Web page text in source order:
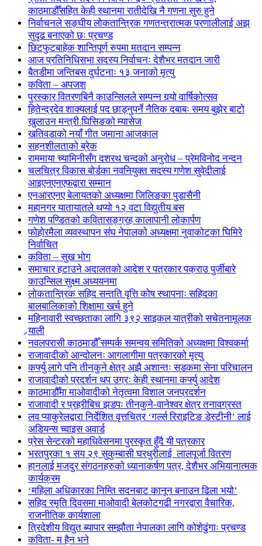
काठमाडौँसहित केही स्थानमा रातीदेखि नै गणना सुरु हुने
निर्वाचनले सङ्घीय लोकतान्त्रिक गणतन्त्रात्मक प्रणालीलाई अझ
सुदृढ बनाएको छः प्रचण्ड
छिटफुटबाहेक शान्तिपूर्ण रुपमा मतदान सम्पन्न
आज प्रतिनिधिसभा सदस्य निर्वाचनः देशैभर मतदान जारी
बैतडीमा जन्तिबस दुर्घटनाः १३ जनाको मृत्यु
कविता – अपजश
पुरस्कार वितरणबिनै काउन्सिलले सम्पन्न गर्‍यो वार्षिकोत्सव
हितेन्द्रदेव शाक्यलाई पद छाड्नुपर्ने नैतिक दबाबः समय बुझेर बाटो
खुलाउन मन्त्री घिसिङको म्यासेज
खतिवडाको नयाँ गीत जमाना आजकाल
सहनशीलताको ब्रेक
राममाया च्यामिनीसँग दशरथ चन्दको अनुरोध – प्रेमविनोद नन्दन
चलचित्र विकास बोर्डका नवनियुक्त सदस्य गणेश सुवेदीलाई
आइएनएनएफद्वारा सम्मान
एनआरएनए बेलायतको अध्यक्षमा जिलिङका पुडासैनी
महानगर यातायातले थप्यो १२ वटा विद्युतीय बस
गणेश पण्डितको कवितासङ्ग्रह कालापानी लोकार्पण
फोहोरमैला व्यवस्थापन संघ नेपालको अध्यक्षमा नुवाकोटका घिमिरे
निर्वाचित
कविता – सुख भोग
समाचार हटाउने अदालतको आदेश र पत्रकार पक्राउ पुर्जीबारे
काउन्सिल सुक्ष्म अध्ययनमा
लोकतान्त्रिक सहिद सन्तति वृत्ति कोष स्थापनाः सहिदका
बालबालिकाको शिक्षामा खर्च हुने
महिनावारी स्वच्छताका लागि ३९२ साइकल यात्रीको सचेतनामूलक
र्‍याली
नवलपरासी काठमाडौँ सम्पर्क समन्वय समितिको अध्यक्षमा विश्वकर्मा
राजावादीको आन्दोलनः आगलागीमा पत्रकारको मृत्यु
कर्फ्यु लागे पनि तीनकुने क्षेत्र अझै अशान्तः सडकमा सेना परिचालन
राजावादीको प्रदर्शन थप उग्रः केही स्थानमा कर्फ्यु आदेश
काठमाडौँमा माओवादीको नेतृत्वमा विशाल जनप्रदर्शन
राजावादी र प्रहरीबिच झडपः तीनकुने-वानेश्वर क्षेत्र तनावग्रस्त
लव प्याकुरेलद्वारा निर्देशित वृत्तचित्र ‘गर्ल्स रिराइटिङ डेस्टीनी’ लाई
अडियन्स च्वाइस अवार्ड
प्रेस सेन्टरको महाधिवेसनमा पुरस्कृत हुँदै यी पत्रकार
भरतपुरका १ सय २९ सुकुम्बासी घरधुरीलाई लालपूर्जा वितरण
हानलाई मजदुर संगठनहरुको ध्यानाकर्षण पत्र, देशैभर अभियानात्मक
कार्यक्रम
‘महिला अधिकारका निम्ति सदनबाट कानून बनाउन ढिला भयो’
सहिद स्मृति दिवसमा माओवादी बेलकोटगढी नगरद्वारा वैचारिक,
राजनीतिक कार्यशाला
त्रिदेशीय विद्युत ब्यापार सम्झौता नेपालका लागि कोशेढुंगाः प्रचण्ड
कविता- म हैन भने